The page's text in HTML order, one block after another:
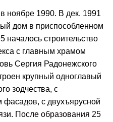
ноябре 1990. В дек. 1991
дом в приспособленном
началось строительство
с главным храмом
Сергия Радонежского
крупный одноглавый
зодчества, с
с двухъярусной
После образования 25